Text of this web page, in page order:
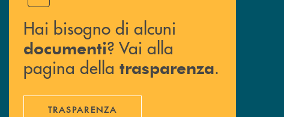
Hai bisogno di alcuni
documenti? Vai alla
pagina della trasparenza.
TRASPARENZA